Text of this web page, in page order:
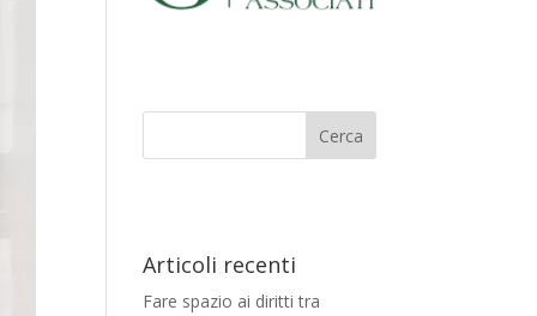
Articoli recenti
Fare spazio ai diritti tra